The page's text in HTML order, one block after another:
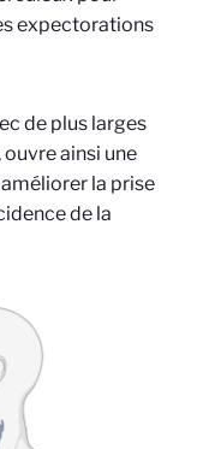
expectorations
de plus larges
ainsi une
la prise
de la